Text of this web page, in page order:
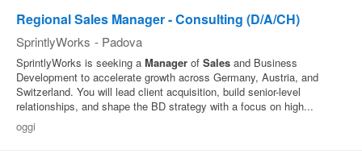
Regional Sales Manager - Consulting (D/A/CH)
SprintlyWorks - Padova
SprintlyWorks is seeking a Manager of Sales and Business
Development to accelerate growth across Germany, Austria, and
Switzerland. You will lead client acquisition, build senior-level
relationships, and shape the BD strategy with a focus on high...
oggi